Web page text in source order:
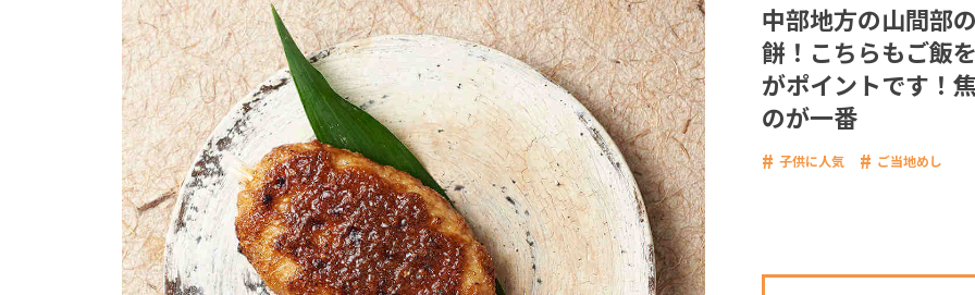
中部地方の山間部
餅！こちらもご飯
がポイントです！
のが一番
子供に人気 ご当地めし